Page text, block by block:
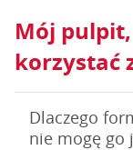
Mój
korzystać
Dlaczego
nie mogę go